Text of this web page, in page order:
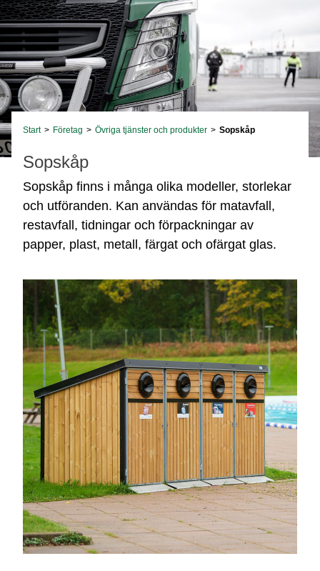
Start > Företag > Övriga tjänster och produkter > Sopskåp
Sopskåp
Sopskåp finns i många olika modeller, storlekar
och utföranden. Kan användas för matavfall,
restavfall, tidningar och förpackningar av
papper, plast, metall, färgat och ofärgat glas.